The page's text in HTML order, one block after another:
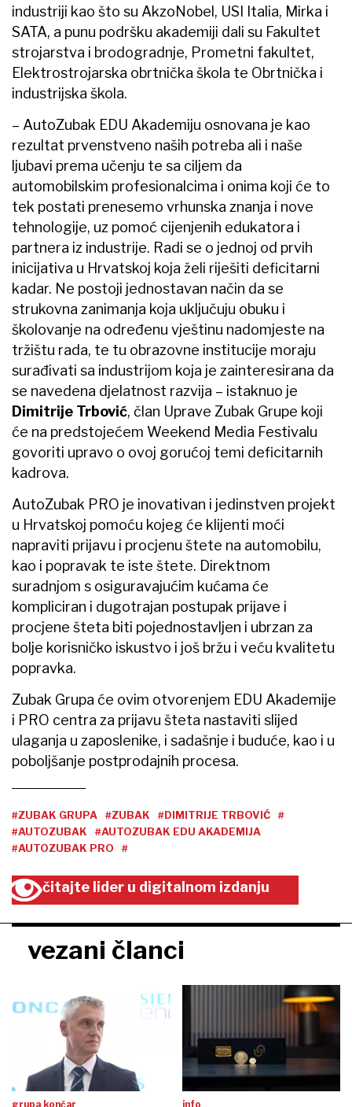
industriji kao što su AkzoNobel, USI Italia, Mirka i
SATA, a punu podršku akademiji dali su Fakultet
strojarstva i brodogradnje, Prometni fakultet,
Elektrostrojarska obrtnička škola te Obrtnička i
industrijska škola.
– AutoZubak EDU Akademiju osnovana je kao
rezultat prvenstveno naših potreba ali i naše
ljubavi prema učenju te sa ciljem da
automobilskim profesionalcima i onima koji će to
tek postati prenesemo vrhunska znanja i nove
tehnologije, uz pomoć cijenjenih edukatora i
partnera iz industrije. Radi se o jednoj od prvih
inicijativa u Hrvatskoj koja želi riješiti deficitarni
kadar. Ne postoji jednostavan način da se
strukovna zanimanja koja uključuju obuku i
školovanje na određenu vještinu nadomjeste na
tržištu rada, te tu obrazovne institucije moraju
surađivati sa industrijom koja je zainteresirana da
se navedena djelatnost razvija – istaknuo je
Dimitrije Trbović, član Uprave Zubak Grupe koji
će na predstojećem Weekend Media Festivalu
govoriti upravo o ovoj gorućoj temi deficitarnih
kadrova.
AutoZubak PRO je inovativan i jedinstven projekt
u Hrvatskoj pomoću kojeg će klijenti moći
napraviti prijavu i procjenu štete na automobilu,
kao i popravak te iste štete. Direktnom
suradnjom s osiguravajućim kućama će
kompliciran i dugotrajan postupak prijave i
procjene šteta biti pojednostavljen i ubrzan za
bolje korisničko iskustvo i još bržu i veću kvalitetu
popravka.
Zubak Grupa će ovim otvorenjem EDU Akademije
i PRO centra za prijavu šteta nastaviti slijed
ulaganja u zaposlenike, i sadašnje i buduće, kao i u
poboljšanje postprodajnih procesa.
#ZUBAK GRUPA #ZUBAK #DIMITRIJE TRBOVIĆ
#
#AUTOZUBAK
#AUTOZUBAK EDU AKADEMIJA
#AUTOZUBAK PRO
#
čitajte lider u digitalnom izdanju
vezani članci
grupa končar info